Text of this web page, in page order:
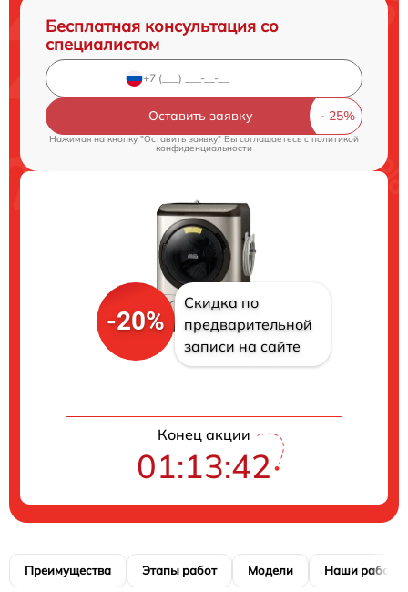
Бесплатная консультация со
специалистом
Оставить заявку
Нажимая на кнопку "Оставить заявку" Вы соглашаетесь cполитикой
конфиденциальности
-20%
Скидка по
предварительной
записи на сайте
Конец акции
01:13:42
Преимущества Этапы работ Модели Наши работы